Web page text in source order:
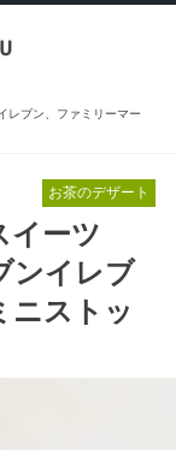
レブン、ファミリーマー
お茶のデザート
イーツ
ンイレブ
ニストッ